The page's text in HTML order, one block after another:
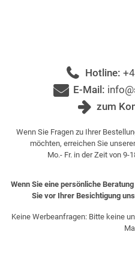
Hotline:
E-Mail:
zum
Wenn Sie Fragen zu Ihrer
möchten, erreichen Sie
Mo.- Fr. in der Zeit von 9-
Wenn Sie eine persönliche
Sie vor Ihrer Besichtigung
Keine Werbeanfragen: Bitte keine